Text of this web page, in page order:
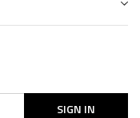
SIGN IN